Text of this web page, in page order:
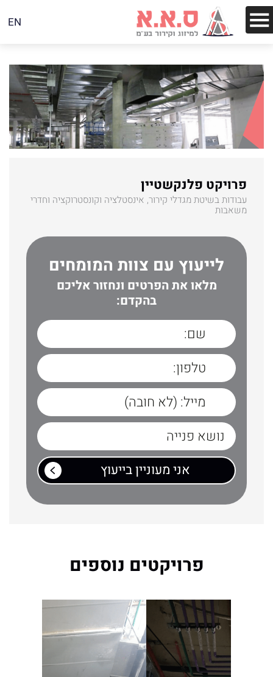
EN
פרויקט פלנקשטיין
עבודות בשיטת מגדלי קירור, אינסטלציה וקונסטרוקציה וחדרי
משאבות
לייעוץ עם צוות המומחים
מלאו את הפרטים ונחזור אליכם
בהקדם:
פרויקטים נוספים